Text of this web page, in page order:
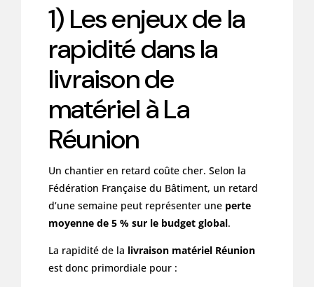
1) Les enjeux de la
rapidité dans la
livraison de
matériel à La
Réunion
Un chantier en retard coûte cher. Selon la
Fédération Française du Bâtiment, un retard
d’une semaine peut représenter une perte
moyenne de 5 % sur le budget global.
La rapidité de la livraison matériel Réunion
est donc primordiale pour :